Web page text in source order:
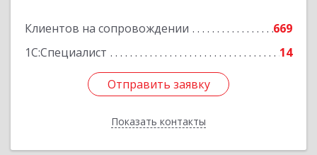
Клиентов на сопровождении
669
1С:Специалист
14
Отправить заявку
Показать контакты
Отправить заявку
Назад